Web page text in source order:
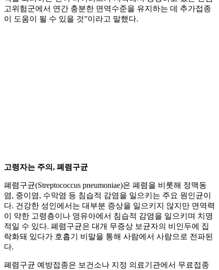
고위험군에서 연간 충분한 면역수준을 유지하는 데 추가접종
이 도움이 될 수 있을 것”이라고 말했다.
고령자는 주의, 폐렴구균
폐렴구균(Streptococcus pneumoniae)은 폐렴을 비롯해 정맥동
염, 중이염, 수막염 등 침습적 감염을 일으키는 주요 원인균이
다. 건강한 성인에서는 대부분 증상을 일으키지 않지만 면역력
이 약한 고령층이나 영유아에서 침습적 감염을 일으키며 치명
적일 수 있다. 폐렴구균은 대개 무증상 보균자의 비인두에 집
락화돼 있다가 호흡기 비말을 통해 사람에서 사람으로 전파된
다.
폐렴구균 예방접종은 보건소나 지정 의료기관에서 무료접종